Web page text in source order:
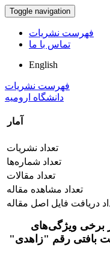
Toggle navigation
فهرست نشریات
تماس با ما
English
فهرست نشریات
دانشگاه ارومیه
آمار
تعداد نشریات
تعداد شماره‌ها
تعداد مقالات
تعداد مشاهده مقاله
دریافت فایل اصل مقاله
برخی ویژگی‌های
بافتی رقم "زاهدی"